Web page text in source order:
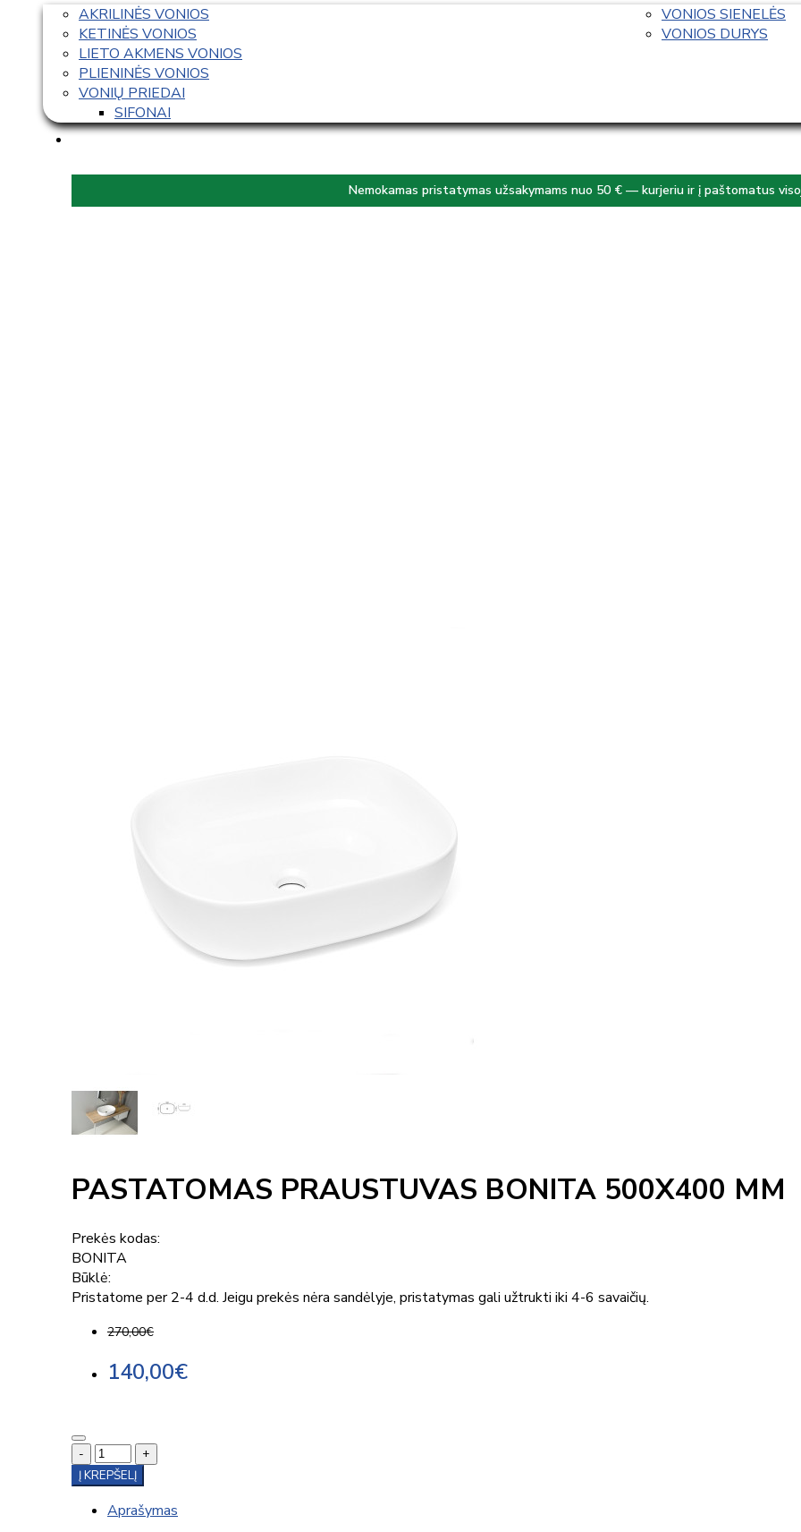
AKRILINĖS VONIOS
KETINĖS VONIOS
LIETO AKMENS VONIOS
PLIENINĖS VONIOS
VONIŲ PRIEDAI
SIFONAI
VONIOS SIENELĖS
VONIOS DURYS
Nemokamas pristatymas užsakymams nuo 50 € — kurjeriu ir į paštomatus
PASTATOMAS PRAUSTUVAS BONITA 500X400 MM
Prekės kodas:
BONITA
Būklė:
Pristatome per 2-4 d.d. Jeigu prekės nėra sandėlyje, pristatymas gali užtrukti iki 4-6 savaičių.
270,00€
140,00€
-
+
Į KREPŠELĮ
Aprašymas